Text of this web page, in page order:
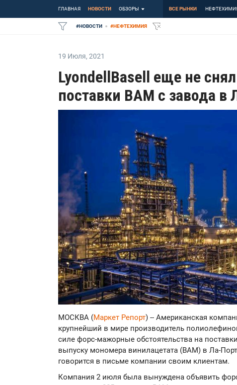
ГЛАВНАЯ НОВОСТИ ОБЗОРЫ ВСЕ РЫНКИ
#НОВОСТИ #НЕФТЕХИМИЯ
19 Июля, 2021
LyondellBasell еще не
поставки ВАМ с завода в
МОСКВА (Маркет Репорт) -- Американская
крупнейший в мире производитель
силе форс-мажорные обстоятельства на
выпуску мономера винилацетата (ВАМ) в Ла-
говорится в письме компании своим клиентам.
Компания 2 июля была вынуждена объявить